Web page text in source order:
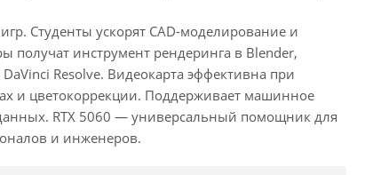
Студенты ускорят CAD-моделирование и
получат инструмент рендеринга в Blender,
Resolve. Видеокарта эффективна при
и цветокоррекции. Поддерживает машинное
RTX 5060 — универсальный помощник для
и инженеров.